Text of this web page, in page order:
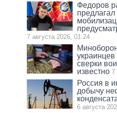
Федоров
7 августа 2026, 01:24
украинцев
сверки
известно 7
Россия в
добычу
6 августа